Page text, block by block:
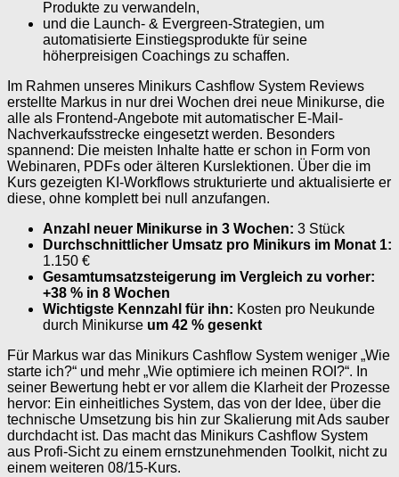
Produkte zu verwandeln,
und die Launch- & Evergreen-Strategien, um
automatisierte Einstiegsprodukte für seine
höherpreisigen Coachings zu schaffen.
Im Rahmen unseres Minikurs Cashflow System Reviews
erstellte Markus in nur drei Wochen drei neue Minikurse, die
alle als Frontend-Angebote mit automatischer E-Mail-
Nachverkaufsstrecke eingesetzt werden. Besonders
spannend: Die meisten Inhalte hatte er schon in Form von
Webinaren, PDFs oder älteren Kurslektionen. Über die im
Kurs gezeigten KI-Workflows strukturierte und aktualisierte er
diese, ohne komplett bei null anzufangen.
Anzahl neuer Minikurse in 3 Wochen: 3 Stück
Durchschnittlicher Umsatz pro Minikurs im Monat 1:
1.150 €
Gesamtumsatzsteigerung im Vergleich zu vorher:
+38 % in 8 Wochen
Wichtigste Kennzahl für ihn: Kosten pro Neukunde
durch Minikurse um 42 % gesenkt
Für Markus war das Minikurs Cashflow System weniger „Wie
starte ich?“ und mehr „Wie optimiere ich meinen ROI?“. In
seiner Bewertung hebt er vor allem die Klarheit der Prozesse
hervor: Ein einheitliches System, das von der Idee, über die
technische Umsetzung bis hin zur Skalierung mit Ads sauber
durchdacht ist. Das macht das Minikurs Cashflow System
aus Profi-Sicht zu einem ernstzunehmenden Toolkit, nicht zu
einem weiteren 08/15-Kurs.